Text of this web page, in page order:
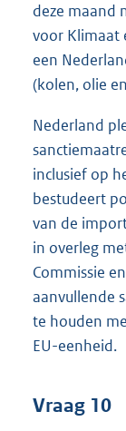
deze maand
voor Klimaat
een
(kolen, olie
Nederland
inclusief op
bestudeert
van de
in overleg
Commissie
aanvullende
te houden
EU-eenheid.
Vraag 10